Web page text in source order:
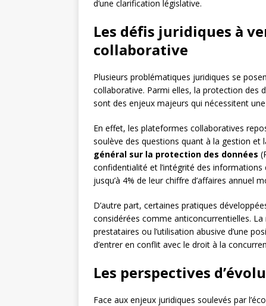
d’une clarification législative.
Les défis juridiques à
collaborative
Plusieurs problématiques juridiques se
collaborative. Parmi elles, la protection des
sont des enjeux majeurs qui nécessitent
En effet, les plateformes collaboratives
soulève des questions quant à la gestion et
général sur la protection des données
confidentialité et l’intégrité des
jusqu’à 4% de leur chiffre d’affaires annuel
D’autre part, certaines pratiques
considérées comme anticoncurrentielles.
prestataires ou l’utilisation abusive d’une
d’entrer en conflit avec le droit à la
Les perspectives
Face aux enjeux juridiques soulevés par